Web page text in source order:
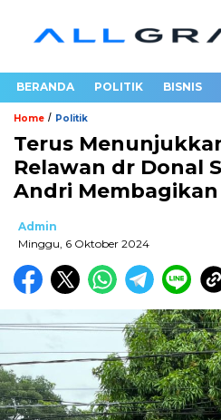
BERANDA POLITIK BISNIS
Home / Politik
Terus
Relawan dr Donal
Andri Membagikan
Admin
Minggu, 6 Oktober 2024